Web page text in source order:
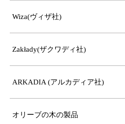
Wiza(ヴィザ社)
Zakłady(ザクワディ社)
ARKADIA (アルカディア社)
オリーブの木の製品